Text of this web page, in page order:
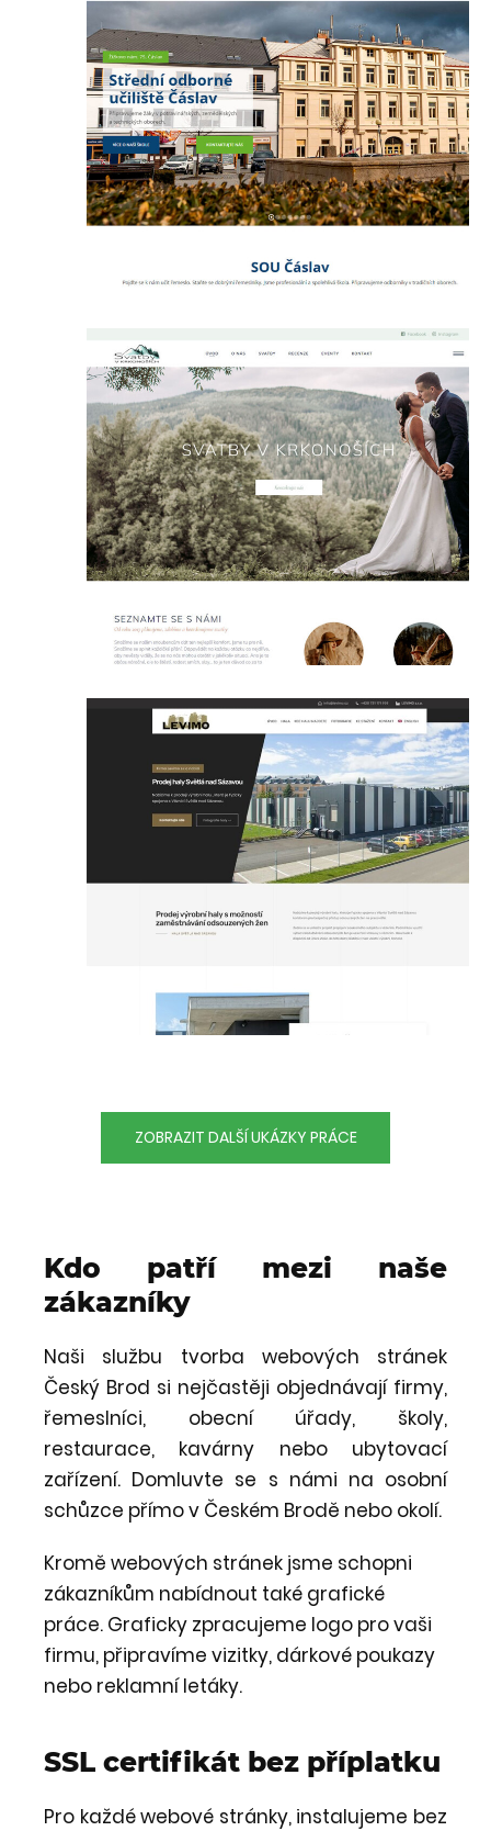
ZOBRAZIT DALŠÍ UKÁZKY PRÁCE
Kdo patří mezi naše
zákazníky
Naši službu tvorba webových stránek
Český Brod si nejčastěji objednávají firmy,
řemeslníci, obecní úřady, školy,
restaurace, kavárny nebo ubytovací
zařízení. Domluvte se s námi na osobní
schůzce přímo v Českém Brodě nebo okolí.
Kromě webových stránek jsme schopni
zákazníkům nabídnout také grafické
práce. Graficky zpracujeme logo pro vaši
firmu, připravíme vizitky, dárkové poukazy
nebo reklamní letáky.
SSL certifikát bez příplatku
Pro každé webové stránky, instalujeme bez